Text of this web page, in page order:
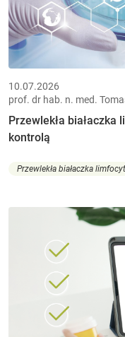
10.07.2026
prof. dr hab. n. med.
Przewlekła
kontrolą
Przewlekła białaczka